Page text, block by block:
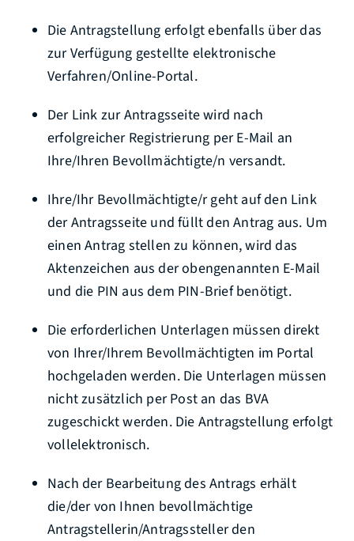
Die Antragstellung erfolgt ebenfalls über das
zur Verfügung gestellte elektronische
Verfahren/Online-Portal.
Der Link zur Antragsseite wird nach
erfolgreicher Registrierung per E-Mail an
Ihre/Ihren Bevollmächtigte/n versandt.
Ihre/Ihr Bevollmächtigte/r geht auf den Link
der Antragsseite und füllt den Antrag aus. Um
einen Antrag stellen zu können, wird das
Aktenzeichen aus der obengenannten E-Mail
und die PIN aus dem PIN-Brief benötigt.
Die erforderlichen Unterlagen müssen direkt
von Ihrer/Ihrem Bevollmächtigten im Portal
hochgeladen werden. Die Unterlagen müssen
nicht zusätzlich per Post an das BVA
zugeschickt werden. Die Antragstellung erfolgt
vollelektronisch.
Nach der Bearbeitung des Antrags erhält
die/der von Ihnen bevollmächtige
Antragstellerin/Antragssteller den